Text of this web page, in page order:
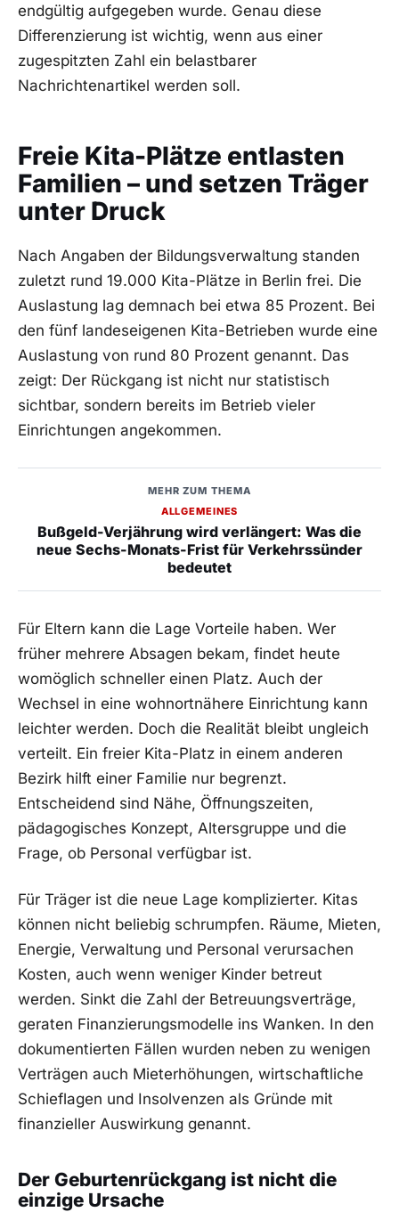
endgültig aufgegeben wurde. Genau diese
Differenzierung ist wichtig, wenn aus einer
zugespitzten Zahl ein belastbarer
Nachrichtenartikel werden soll.
Freie Kita-Plätze entlasten
Familien – und setzen Träger
unter Druck
Nach Angaben der Bildungsverwaltung standen
zuletzt rund 19.000 Kita-Plätze in Berlin frei. Die
Auslastung lag demnach bei etwa 85 Prozent. Bei
den fünf landeseigenen Kita-Betrieben wurde eine
Auslastung von rund 80 Prozent genannt. Das
zeigt: Der Rückgang ist nicht nur statistisch
sichtbar, sondern bereits im Betrieb vieler
Einrichtungen angekommen.
MEHR ZUM THEMA
ALLGEMEINES
Bußgeld-Verjährung wird verlängert: Was die
neue Sechs-Monats-Frist für Verkehrssünder
bedeutet
Für Eltern kann die Lage Vorteile haben. Wer
früher mehrere Absagen bekam, findet heute
womöglich schneller einen Platz. Auch der
Wechsel in eine wohnortnähere Einrichtung kann
leichter werden. Doch die Realität bleibt ungleich
verteilt. Ein freier Kita-Platz in einem anderen
Bezirk hilft einer Familie nur begrenzt.
Entscheidend sind Nähe, Öffnungszeiten,
pädagogisches Konzept, Altersgruppe und die
Frage, ob Personal verfügbar ist.
Für Träger ist die neue Lage komplizierter. Kitas
können nicht beliebig schrumpfen. Räume, Mieten,
Energie, Verwaltung und Personal verursachen
Kosten, auch wenn weniger Kinder betreut
werden. Sinkt die Zahl der Betreuungsverträge,
geraten Finanzierungsmodelle ins Wanken. In den
dokumentierten Fällen wurden neben zu wenigen
Verträgen auch Mieterhöhungen, wirtschaftliche
Schieflagen und Insolvenzen als Gründe mit
finanzieller Auswirkung genannt.
Der Geburtenrückgang ist nicht die
einzige Ursache